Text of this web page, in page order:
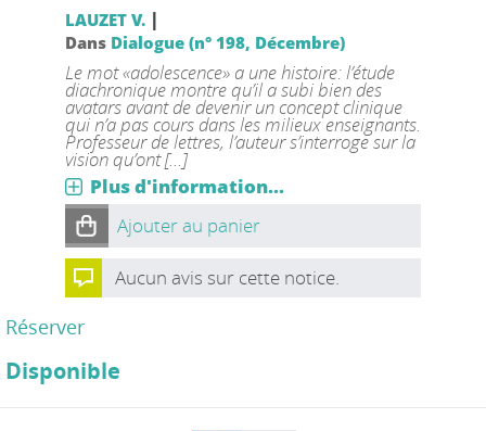
LAUZET V. |
Dans Dialogue (n° 198, Décembre)
Le mot «adolescence» a une histoire: l’étude
diachronique montre qu’il a subi bien des
avatars avant de devenir un concept clinique
qui n’a pas cours dans les milieux enseignants.
Professeur de lettres, l’auteur s’interroge sur la
vision qu’ont [...]
Plus d'information...
Ajouter au panier
Aucun avis sur cette notice.
Réserver
Disponible